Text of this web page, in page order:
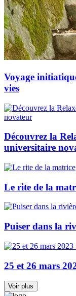
Voyage
vies
Découvrez la
universitaire
Le rite de la
Puiser dans la
25 et 26 mars
Voir plus